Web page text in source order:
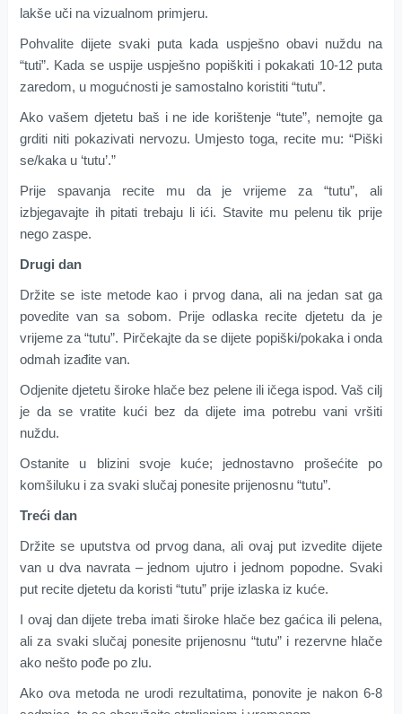
lakše uči na vizualnom primjeru.
Pohvalite dijete svaki puta kada uspješno obavi nuždu na
“tuti”. Kada se uspije uspješno popiškiti i pokakati 10-12 puta
zaredom, u mogućnosti je samostalno koristiti “tutu”.
Ako vašem djetetu baš i ne ide korištenje “tute”, nemojte ga
grditi niti pokazivati nervozu. Umjesto toga, recite mu: “Piški
se/kaka u ‘tutu’.”
Prije spavanja recite mu da je vrijeme za “tutu”, ali
izbjegavajte ih pitati trebaju li ići. Stavite mu pelenu tik prije
nego zaspe.
Drugi dan
Držite se iste metode kao i prvog dana, ali na jedan sat ga
povedite van sa sobom. Prije odlaska recite djetetu da je
vrijeme za “tutu”. Pirčekajte da se dijete popiški/pokaka i onda
odmah izađite van.
Odjenite djetetu široke hlače bez pelene ili ičega ispod. Vaš cilj
je da se vratite kući bez da dijete ima potrebu vani vršiti
nuždu.
Ostanite u blizini svoje kuće; jednostavno prošećite po
komšiluku i za svaki slučaj ponesite prijenosnu “tutu”.
Treći dan
Držite se uputstva od prvog dana, ali ovaj put izvedite dijete
van u dva navrata – jednom ujutro i jednom popodne. Svaki
put recite djetetu da koristi “tutu” prije izlaska iz kuće.
I ovaj dan dijete treba imati široke hlače bez gaćica ili pelena,
ali za svaki slučaj ponesite prijenosnu “tutu” i rezervne hlače
ako nešto pođe po zlu.
Ako ova metoda ne urodi rezultatima, ponovite je nakon 6-8